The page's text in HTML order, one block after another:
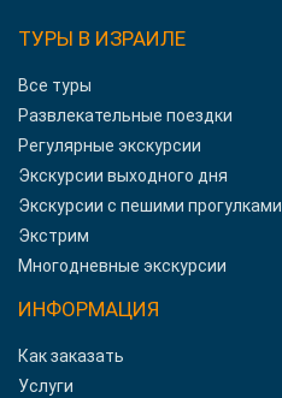
ТУРЫ В ИЗРАИЛЕ
Все туры
Развлекательные поездки
Регулярные экскурсии
Экскурсии выходного дня
Экскурсии с пешими прогулками
Экстрим
Многодневные экскурсии
ИНФОРМАЦИЯ
Как заказать
Услуги